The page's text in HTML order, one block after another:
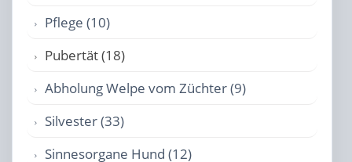
Pflege (10)
Pubertät (18)
Abholung Welpe vom Züchter (9)
Silvester (33)
Sinnesorgane Hund (12)